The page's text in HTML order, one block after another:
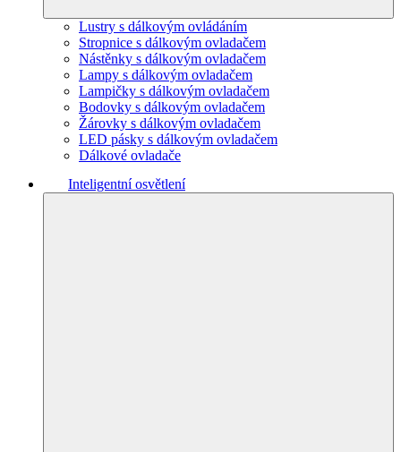
Lustry s dálkovým ovládáním
Stropnice s dálkovým ovladačem
Nástěnky s dálkovým ovladačem
Lampy s dálkovým ovladačem
Lampičky s dálkovým ovladačem
Bodovky s dálkovým ovladačem
Žárovky s dálkovým ovladačem
LED pásky s dálkovým ovladačem
Dálkové ovladače
Inteligentní osvětlení